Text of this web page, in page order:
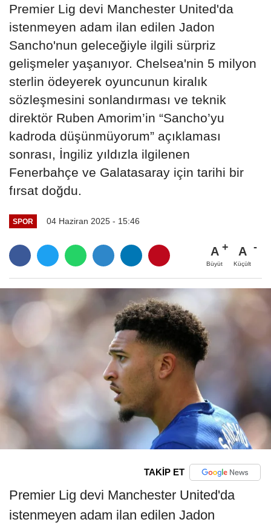
Premier Lig devi Manchester United'da
istenmeyen adam ilan edilen Jadon
Sancho'nun geleceğiyle ilgili sürpriz
gelişmeler yaşanıyor. Chelsea'nin 5 milyon
sterlin ödeyerek oyuncunun kiralık
sözleşmesini sonlandırması ve teknik
direktör Ruben Amorim’in “Sancho’yu
kadroda düşünmüyorum” açıklaması
sonrası, İngiliz yıldızla ilgilenen
Fenerbahçe ve Galatasaray için tarihi bir
fırsat doğdu.
SPOR 04 Haziran 2025 - 15:46
A
Büyüt
A
Küçült
TAKİP ET
Premier Lig devi Manchester United'da
istenmeyen adam ilan edilen Jadon